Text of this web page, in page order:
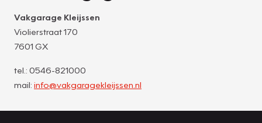
Vakgarage Kleijssen
Violierstraat 170
7601 GX
tel.: 0546-821000
mail: info@vakgaragekleijssen.nl